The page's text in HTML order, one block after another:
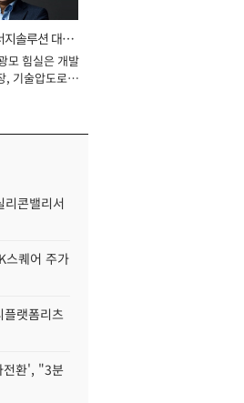
지솔루션 대표
모 힘실은 개발
, 기술압도로
콘밸리서
스퀘어 주가
랫폼리츠
전환', "3분